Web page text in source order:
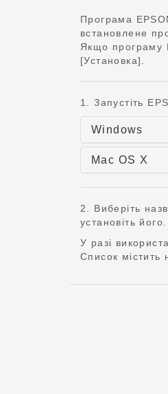
Програма
встановлене
Якщо програму
[Установка].
1. Запустіть
Windows
Mac OS X
2. Виберіть
установіть його.
У разі
Список містить